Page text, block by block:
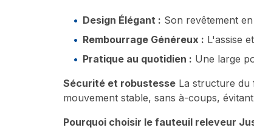
Design Élégant : Son revêtement
Rembourrage Généreux : L'assise
Pratique au quotidien : Une large
Sécurité et robustesse La structure du
mouvement stable, sans à-coups,
Pourquoi choisir le fauteuil releveur